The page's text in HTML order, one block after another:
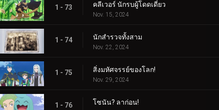
1 - 73 คลีเวอร์ นักรบผู้โดดเดี่ยว
Nov. 15, 2024
1 - 74 นักสำรวจทั้งสาม
Nov. 22, 2024
1 - 75 สิ่งมหัศจรรย์ของโลก!
Nov. 29, 2024
1 - 76 โซนัน? ลาก่อน!